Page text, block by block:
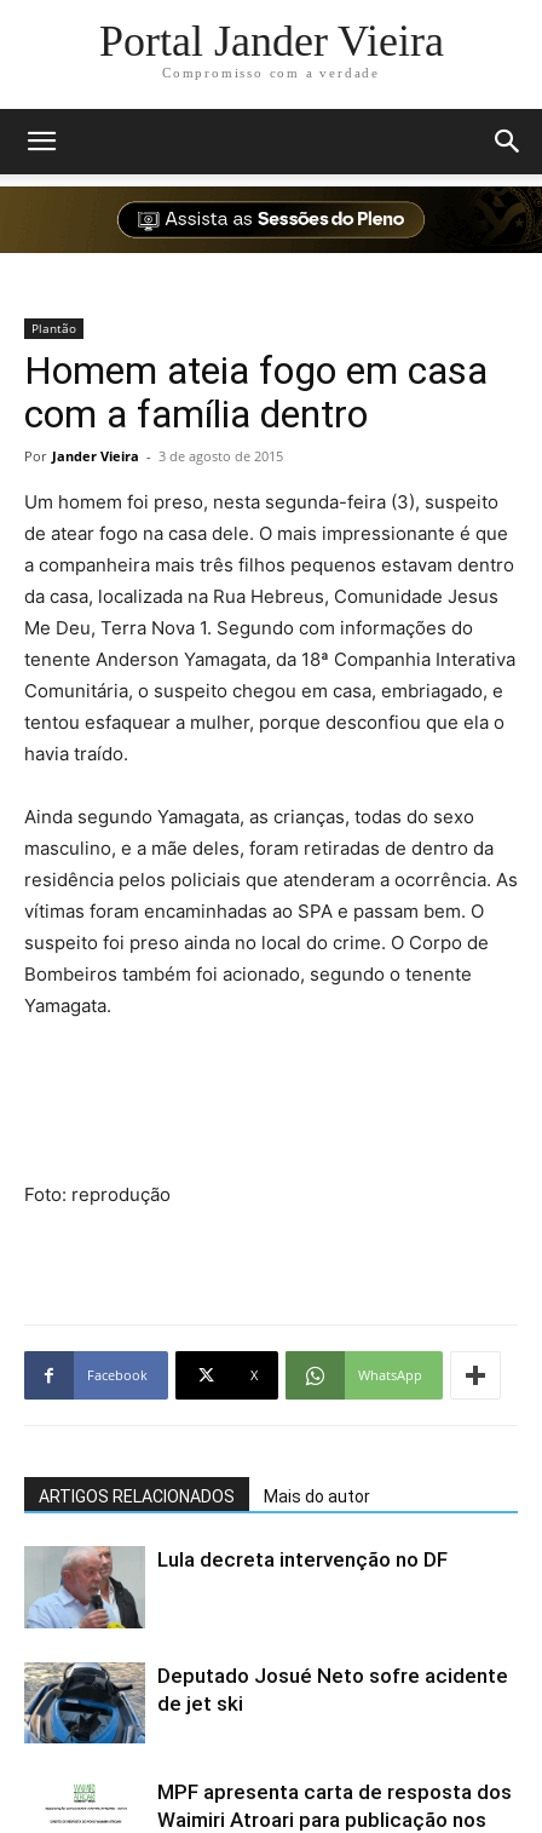
Portal Jander Vieira
Compromisso com a verdade
Plantão
Homem ateia fogo em casa
com a família dentro
Por Jander Vieira - 3 de agosto de 2015
Um homem foi preso, nesta segunda-feira (3), suspeito
de atear fogo na casa dele. O mais impressionante é que
a companheira mais três filhos pequenos estavam dentro
da casa, localizada na Rua Hebreus, Comunidade Jesus
Me Deu, Terra Nova 1. Segundo com informações do
tenente Anderson Yamagata, da 18ª Companhia Interativa
Comunitária, o suspeito chegou em casa, embriagado, e
tentou esfaquear a mulher, porque desconfiou que ela o
havia traído.
Ainda segundo Yamagata, as crianças, todas do sexo
masculino, e a mãe deles, foram retiradas de dentro da
residência pelos policiais que atenderam a ocorrência. As
vítimas foram encaminhadas ao SPA e passam bem. O
suspeito foi preso ainda no local do crime. O Corpo de
Bombeiros também foi acionado, segundo o tenente
Yamagata.
Foto: reprodução
Facebook X WhatsApp
ARTIGOS RELACIONADOS Mais do autor
Lula decreta intervenção no DF
Deputado Josué Neto sofre acidente
de jet ski
MPF apresenta carta de resposta dos
Waimiri Atroari para publicação nos